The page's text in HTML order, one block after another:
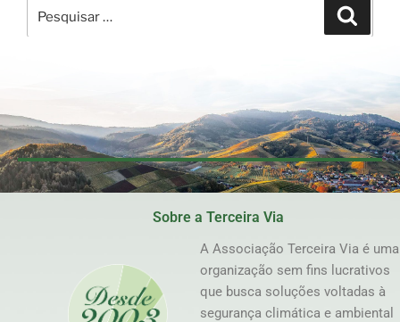
Sobre a Terceira Via
A Associação Terceira Via é uma
organização sem fins lucrativos
que busca soluções voltadas à
segurança climática e ambiental